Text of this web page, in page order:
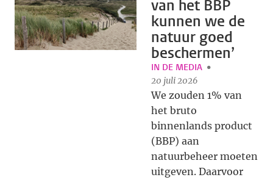
van het BBP
kunnen we de
natuur goed
beschermen’
IN DE MEDIA
20 juli 2026
We zouden 1% van
het bruto
binnenlands product
(BBP) aan
natuurbeheer moeten
uitgeven. Daarvoor